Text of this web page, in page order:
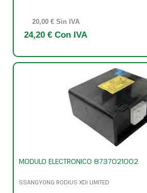
20,00 € Sin IVA
24,20 € Con IVA
MODULO ELECTRONICO 8737021002
SSANGYONG RODIUS XDI LIMITED